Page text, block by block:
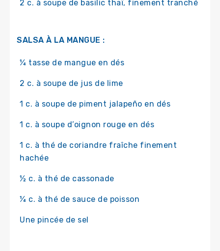
2 c. à soupe de basilic thaï, finement tranché
SALSA À LA MANGUE :
¼ tasse de mangue en dés
2 c. à soupe de jus de lime
1 c. à soupe de piment jalapeño en dés
1 c. à soupe d’oignon rouge en dés
1 c. à thé de coriandre fraîche finement
hachée
½ c. à thé de cassonade
¼ c. à thé de sauce de poisson
Une pincée de sel